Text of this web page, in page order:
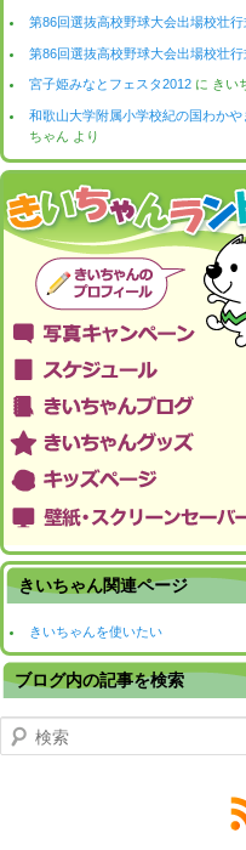
第86回選抜高校野球大会出場校壮行
第86回選抜高校野球大会出場校壮行
宮子姫みなとフェスタ2012 に きい
和歌山大学附属小学校紀の国わか
ちゃん より
きいちゃん関連ページ
きいちゃんを使いたい
ブログ内の記事を検索
検索